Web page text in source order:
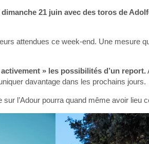
21 juin avec des toros de
attendues ce week-end. Une mesure
» les possibilités d’un report.
davantage dans les prochains jours.
l’Adour pourra quand même avoir lieu